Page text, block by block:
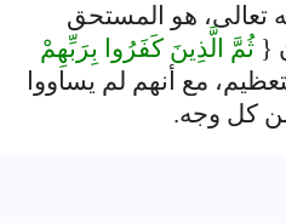
تعالى، هو المستحق
{ ثُمَّ الَّذِينَ كَفَرُوا بِرَبِّهِمْ
مع أنهم لم يساووا
كل وجه.